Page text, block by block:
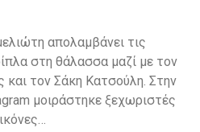
απολαμβάνει τις
στη θάλασσα μαζί με τον
και τον Σάκη Κατσούλη. Στην
μοιράστηκε ξεχωριστές